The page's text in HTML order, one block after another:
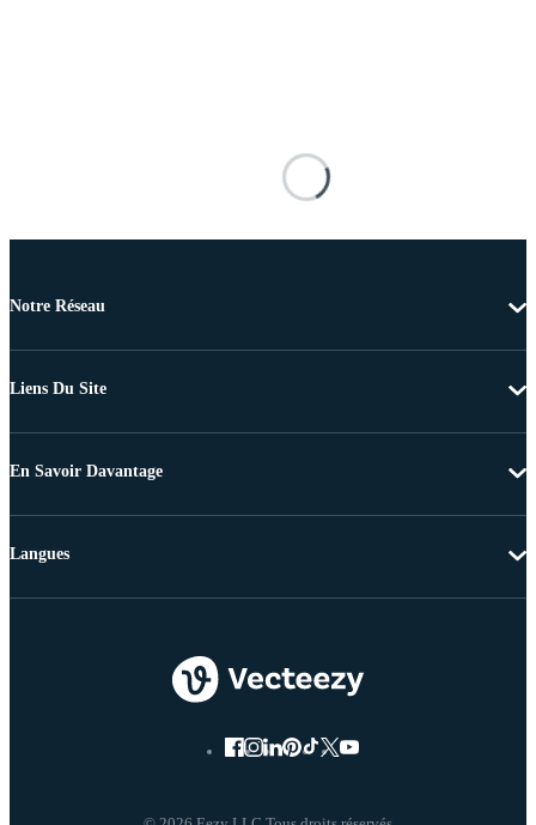
Notre Réseau
Liens Du Site
En Savoir Davantage
Langues